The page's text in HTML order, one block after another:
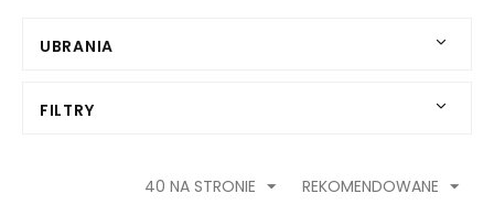
UBRANIA
FILTRY
REKOMENDOWANE
40 NA STRONIE